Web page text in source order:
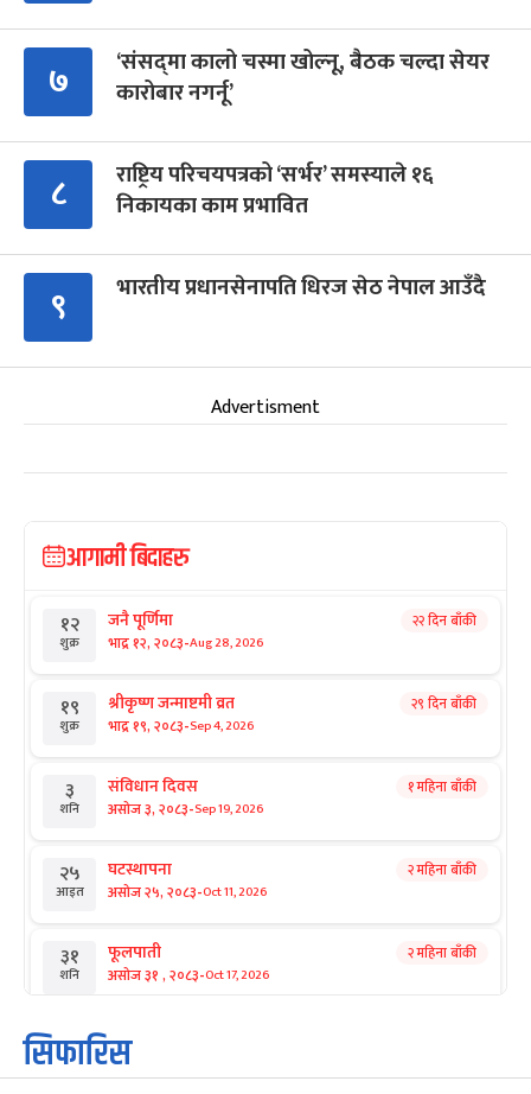
७
‘संसद्‍मा कालो चस्मा खोल्नू, बैठक चल्दा सेयर
कारोबार नगर्नू’
८
राष्ट्रिय परिचयपत्रको ‘सर्भर’ समस्याले १६
निकायका काम प्रभावित
९ भारतीय प्रधानसेनापति धिरज सेठ नेपाल आउँदै
Advertisment
आगामी बिदाहरु
१२
शुक्र
जनै पूर्णिमा
भाद्र १२, २०८३-Aug 28, 2026
२२ दिन बाँकी
१९
शुक्र
श्रीकृष्ण जन्माष्टमी व्रत
भाद्र १९, २०८३-Sep 4, 2026
२९ दिन बाँकी
३
शनि
संविधान दिवस
असोज ३, २०८३-Sep 19, 2026
१ महिना बाँकी
२५
आइत
घटस्थापना
असोज २५, २०८३-Oct 11, 2026
२ महिना बाँकी
३१
शनि
फूलपाती
असोज ३१ , २०८३-Oct 17, 2026
२ महिना बाँकी
१
आइत
कार्तिक सङ्क्रान्ति
कार्तिक १, २०८३
सिफारिस